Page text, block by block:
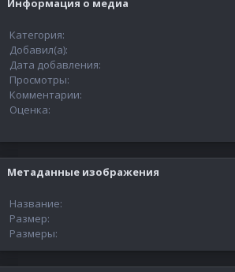
Информация о медиа
Категория
Добавил(а)
Дата добавления
Просмотры
Комментарии
Оценка
Метаданные изображения
Название
Размер
Размеры